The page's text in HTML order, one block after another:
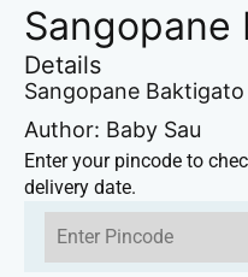
Sangopane
Details
Sangopane Baktigato
Author: Baby Sau
Enter your pincode to
delivery date.